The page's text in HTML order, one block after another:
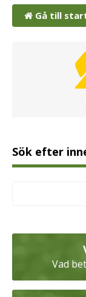
Gå till
Sök efter
Vad